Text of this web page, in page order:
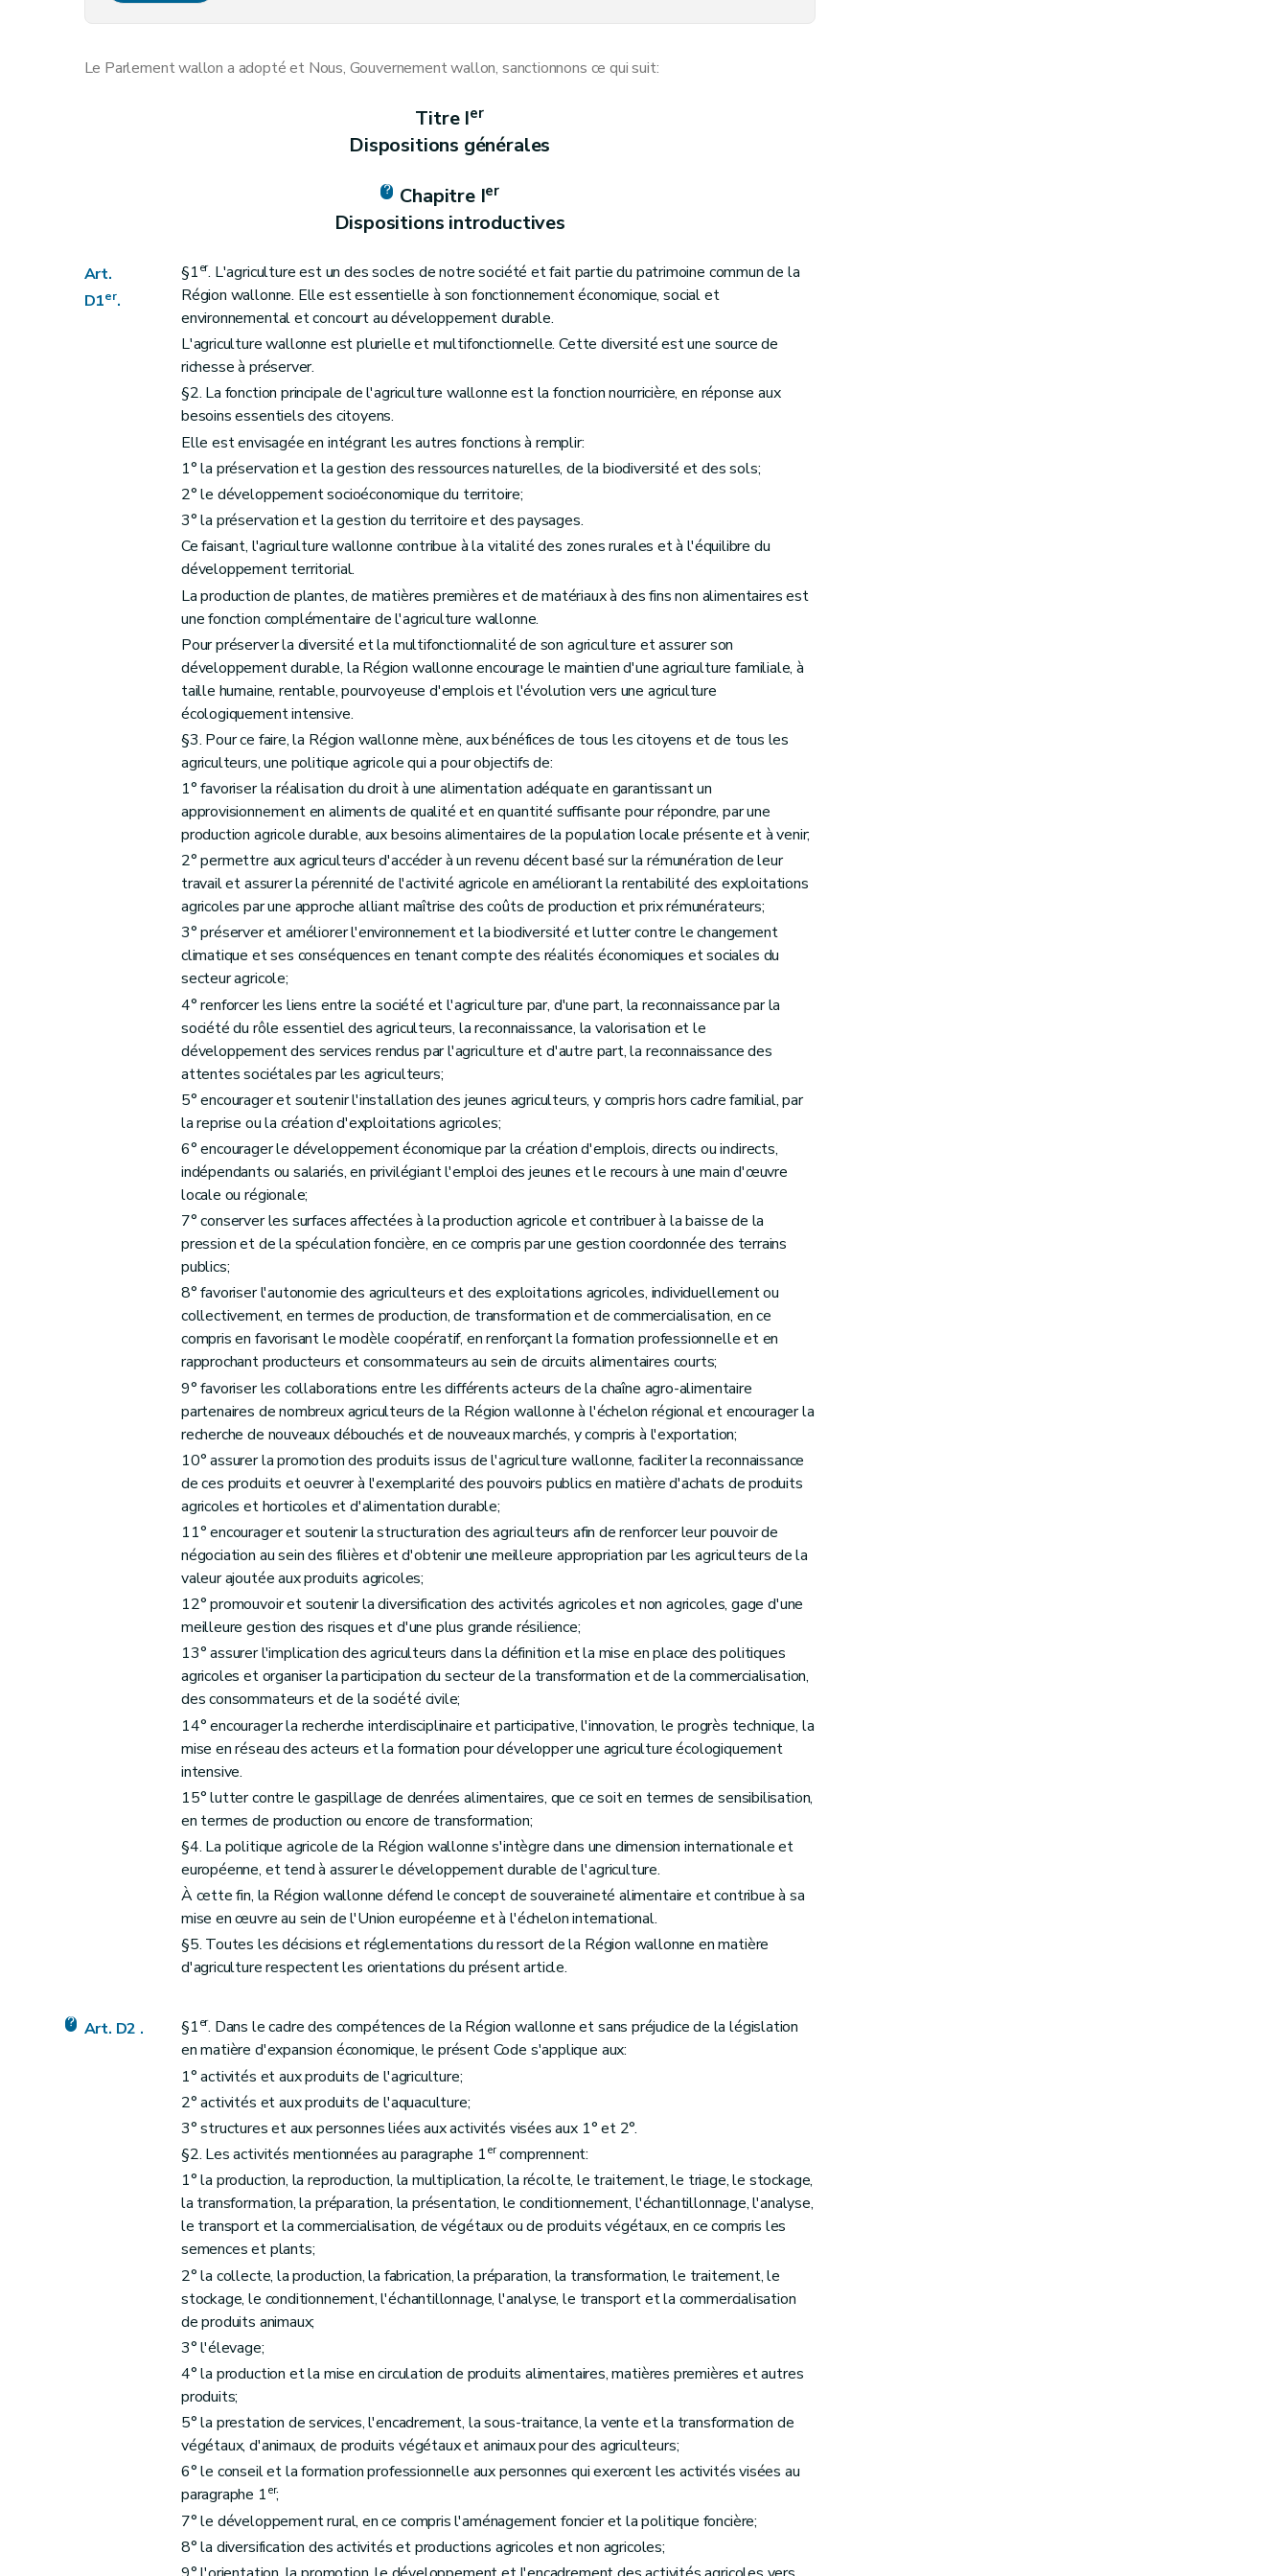
Art. D9
Dispositions relatives à l'octroi, à l'emploi et au contrôle des subventions
Section 4 Moyens de conférer une date certaine à un document et computation des délais
Art. D15
Art. D16
Section 5 Recours administratifs
Art. D17
Art. D18
Section 6 L'action en cessation
Art. D19
De la récolte et de la gestion des données
Le système intégré de gestion et de contrôle " SIGeC " et le fonds SIGeC
Le système intégré de gestion et de contrôle " SIGeC "
Section 2 Le fonds SIGeC
Art. D25
Art. D26
Art. D27
Chapitre II La demande unique
Art. D28
Art. D29
Art. D30
Art. D31
Chapitre III Les données
Section 1
Les traitements de données à caractère personnel de l'organisme payeur
Art. D33
Art. D34
Art. D35
Art. D36
Art. D38
Art. D39
Art. D40
Section 2 Les traitements de données à caractère personnel pour les systèmes de qualité européens et pour la qualité différenciée
Art. D41
Art. D42
Section 3 Les traitements de données à caractère personnel relatives à l'aménagement foncier et à la politique foncière
Art. D43
Art. D44
Art. D45
Art. D46
Art. D47
Art. D48
Art. D49
Art. D50
Section 4 Les traitements de données à caractère personnel de l'observatoire foncier
Art. D52
Art. D53
Art. D54
Art. D55
Art. D56
Art. D57
Art. D58
Section 5
Les traitements de données à caractère personnel de l'Agence wallonne pour la Promotion d'une Agriculture de qualité
Art. D59
Art. D60
Section 6 Les documents et les demandes introduites par voie électronique
Art. D61
Art. D62
Art. D63
Dispositions relatives à la participation des acteurs, au suivi et à la coordination des politiques agricoles
Chapitre Ier
Conseil supérieur wallon de l'Agriculture, de l'Agro-Alimentaire et de l'Alimentation
Art. D64
Art. D65
Art. D66
Section 1
re
Associations agricoles wallonnes
Collège des producteurs
Section 3
Support opérationnel au collège des producteurs
Chapitre III
Cellule de prospective et de veille scientifique
Art. D80
Art. D81
Chapitre IV Comité stratégique de l'agriculture
Art. D82
Art. D83
Art. D84
Art. D85
Art. D86
Art. D87
Rapport annuel sur l'état de l'agriculture wallonne
Art. D88
Art. D89
Art. D90
L'agriculteur
Chapitre Ier
La cotitularité
Art. D91
Le Parlement wallon a adopté et Nous, Gouvernement wallon, sanctionnons ce qui suit:
Titre Ier
Dispositions générales
Chapitre Ier
Dispositions introductives
Art.
D1er.
§1er. L'agriculture est un des socles de notre société et fait partie du patrimoine commun de la
Région wallonne. Elle est essentielle à son fonctionnement économique, social et
environnemental et concourt au développement durable.
L'agriculture wallonne est plurielle et multifonctionnelle. Cette diversité est une source de
richesse à préserver.
§2. La fonction principale de l'agriculture wallonne est la fonction nourricière, en réponse aux
besoins essentiels des citoyens.
Elle est envisagée en intégrant les autres fonctions à remplir:
1° la préservation et la gestion des ressources naturelles, de la biodiversité et des sols;
2° le développement socioéconomique du territoire;
3° la préservation et la gestion du territoire et des paysages.
Ce faisant, l'agriculture wallonne contribue à la vitalité des zones rurales et à l'équilibre du
développement territorial.
La production de plantes, de matières premières et de matériaux à des fins non alimentaires est
une fonction complémentaire de l'agriculture wallonne.
Pour préserver la diversité et la multifonctionnalité de son agriculture et assurer son
développement durable, la Région wallonne encourage le maintien d'une agriculture familiale, à
taille humaine, rentable, pourvoyeuse d'emplois et l'évolution vers une agriculture
écologiquement intensive.
§3. Pour ce faire, la Région wallonne mène, aux bénéfices de tous les citoyens et de tous les
agriculteurs, une politique agricole qui a pour objectifs de:
1° favoriser la réalisation du droit à une alimentation adéquate en garantissant un
approvisionnement en aliments de qualité et en quantité suffisante pour répondre, par une
production agricole durable, aux besoins alimentaires de la population locale présente et à venir;
2° permettre aux agriculteurs d'accéder à un revenu décent basé sur la rémunération de leur
travail et assurer la pérennité de l'activité agricole en améliorant la rentabilité des exploitations
agricoles par une approche alliant maîtrise des coûts de production et prix rémunérateurs;
3° préserver et améliorer l'environnement et la biodiversité et lutter contre le changement
climatique et ses conséquences en tenant compte des réalités économiques et sociales du
secteur agricole;
4° renforcer les liens entre la société et l'agriculture par, d'une part, la reconnaissance par la
société du rôle essentiel des agriculteurs, la reconnaissance, la valorisation et le
développement des services rendus par l'agriculture et d'autre part, la reconnaissance des
attentes sociétales par les agriculteurs;
5° encourager et soutenir l'installation des jeunes agriculteurs, y compris hors cadre familial, par
la reprise ou la création d'exploitations agricoles;
6° encourager le développement économique par la création d'emplois, directs ou indirects,
indépendants ou salariés, en privilégiant l'emploi des jeunes et le recours à une main d'œuvre
locale ou régionale;
7° conserver les surfaces affectées à la production agricole et contribuer à la baisse de la
pression et de la spéculation foncière, en ce compris par une gestion coordonnée des terrains
publics;
8° favoriser l'autonomie des agriculteurs et des exploitations agricoles, individuellement ou
collectivement, en termes de production, de transformation et de commercialisation, en ce
compris en favorisant le modèle coopératif, en renforçant la formation professionnelle et en
rapprochant producteurs et consommateurs au sein de circuits alimentaires courts;
9° favoriser les collaborations entre les différents acteurs de la chaîne agro-alimentaire
partenaires de nombreux agriculteurs de la Région wallonne à l'échelon régional et encourager la
recherche de nouveaux débouchés et de nouveaux marchés, y compris à l'exportation;
10° assurer la promotion des produits issus de l'agriculture wallonne, faciliter la reconnaissance
de ces produits et oeuvrer à l'exemplarité des pouvoirs publics en matière d'achats de produits
agricoles et horticoles et d'alimentation durable;
11° encourager et soutenir la structuration des agriculteurs afin de renforcer leur pouvoir de
négociation au sein des filières et d'obtenir une meilleure appropriation par les agriculteurs de la
valeur ajoutée aux produits agricoles;
12° promouvoir et soutenir la diversification des activités agricoles et non agricoles, gage d'une
meilleure gestion des risques et d'une plus grande résilience;
13° assurer l'implication des agriculteurs dans la définition et la mise en place des politiques
agricoles et organiser la participation du secteur de la transformation et de la commercialisation,
des consommateurs et de la société civile;
14° encourager la recherche interdisciplinaire et participative, l'innovation, le progrès technique, la
mise en réseau des acteurs et la formation pour développer une agriculture écologiquement
intensive.
15° lutter contre le gaspillage de denrées alimentaires, que ce soit en termes de sensibilisation,
en termes de production ou encore de transformation;
§4. La politique agricole de la Région wallonne s'intègre dans une dimension internationale et
européenne, et tend à assurer le développement durable de l'agriculture.
À cette fin, la Région wallonne défend le concept de souveraineté alimentaire et contribue à sa
mise en œuvre au sein de l'Union européenne et à l'échelon international.
§5. Toutes les décisions et réglementations du ressort de la Région wallonne en matière
d'agriculture respectent les orientations du présent article.
Art. D2 . §1er. Dans le cadre des compétences de la Région wallonne et sans préjudice de la législation
en matière d'expansion économique, le présent Code s'applique aux:
1° activités et aux produits de l'agriculture;
2° activités et aux produits de l'aquaculture;
3° structures et aux personnes liées aux activités visées aux 1° et 2°.
§2. Les activités mentionnées au paragraphe 1ercomprennent:
1° la production, la reproduction, la multiplication, la récolte, le traitement, le triage, le stockage,
la transformation, la préparation, la présentation, le conditionnement, l'échantillonnage, l'analyse,
le transport et la commercialisation, de végétaux ou de produits végétaux, en ce compris les
semences et plants;
2° la collecte, la production, la fabrication, la préparation, la transformation, le traitement, le
stockage, le conditionnement, l'échantillonnage, l'analyse, le transport et la commercialisation
de produits animaux;
3° l'élevage;
4° la production et la mise en circulation de produits alimentaires, matières premières et autres
produits;
5° la prestation de services, l'encadrement, la sous-traitance, la vente et la transformation de
végétaux, d'animaux, de produits végétaux et animaux pour des agriculteurs;
6° le conseil et la formation professionnelle aux personnes qui exercent les activités visées au
paragraphe 1er;
7° le développement rural, en ce compris l'aménagement foncier et la politique foncière;
8° la diversification des activités et productions agricoles et non agricoles;